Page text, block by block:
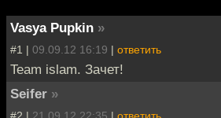
Vasya Pupkin »
#1 | 09.09.12 16:19 | ответить
Team islam. Зачет!
Seifer »